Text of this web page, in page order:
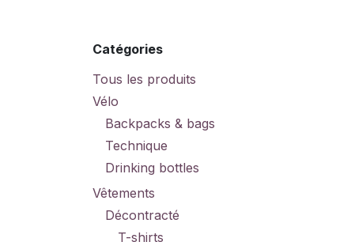
Catégories
Tous les produits
Vélo
Backpacks & bags
Technique
Drinking bottles
Vêtements
Décontracté
T-shirts